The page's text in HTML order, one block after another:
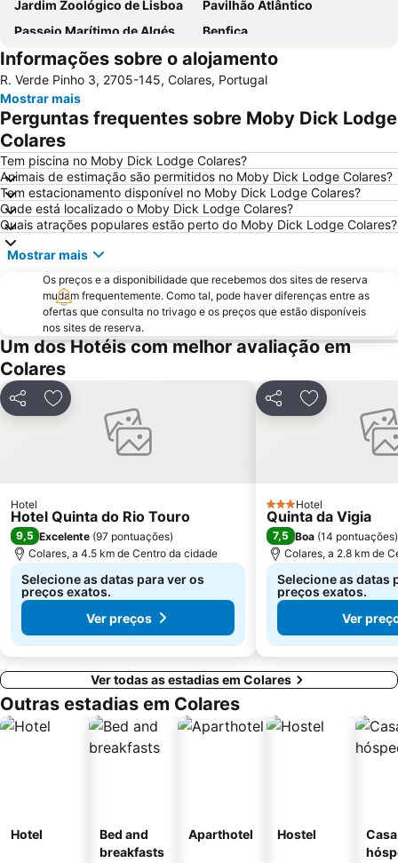
Jardim Zoológico de Lisboa
Pavilhão Atlântico
Passeio Marítimo de Algés
Benfica
Praias de Santa Cruz
Baixa de Lisboa
Parque Eduardo VII
Praça de Touros de Campo Pequeno
Praia das Azenhas do Mar
Estação de Caminhos de Ferro de Sete Rios
Belém
Marquês de Pombal
Estádio do Restelo
Praia das Maçãs
Fonte da Telha
Praia da Ericeira
Campo Grande
Lagoa de Albufeira
Alcântara
Oceanário de Lisboa
Chiado
Fundaçao Champalimaud
Alvalade
Praça do Rossio
Gare do Oriente
Centro Comercial Vasco da Gama
Centro Colombo
Wonderland Lisboa
Algés Beach
Lumiar
Coliseu dos Recreios
Praia da Ribeira do Cavalo
Monumento Comemorativo da Batalha do Vimeiro
Pavilhão Multiusos de Odivelas
Parque Natural Sintra-Cascais
Alegro Alfragide
Centro de Congressos de Lisboa
Informações sobre o alojamento
R. Verde Pinho 3, 2705-145, Colares, Portugal
Mostrar mais
Perguntas frequentes sobre Moby Dick Lodge
Colares
Tem piscina no Moby Dick Lodge Colares?
Animais de estimação são permitidos no Moby Dick Lodge Colares?
Tem estacionamento disponível no Moby Dick Lodge Colares?
Onde está localizado o Moby Dick Lodge Colares?
Quais atrações populares estão perto do Moby Dick Lodge Colares?
Mostrar mais
Os preços e a disponibilidade que recebemos dos sites de reserva
mudam frequentemente. Como tal, pode haver diferenças entre as
ofertas que consulta no trivago e os preços que estão disponíveis
nos sites de reserva.
Um dos Hotéis com melhor avaliação em
Colares
PartilharAdicionar aos favoritos
Hotel
Hotel Quinta do Rio Touro
9,5 Excelente (97 pontuações)
Colares, a 4.5 km de Centro da cidade
Selecione as datas para ver os
preços exatos.
Ver preços
PartilharAdicionar
3 Estrelas
Hotel
Quinta da Vigia
7,5 Boa (14 pontuações)
Colares, a 2.8 km de
Selecione as datas
preços exatos.
Ver
Ver todas as estadias em Colares
Outras estadias em Colares
Hotel
Bed and
breakfasts
Aparthotel Hostel